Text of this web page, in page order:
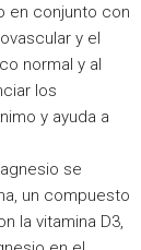
en conjunto con
y el
normal y al
los
y ayuda a
se
un compuesto
la vitamina D3,